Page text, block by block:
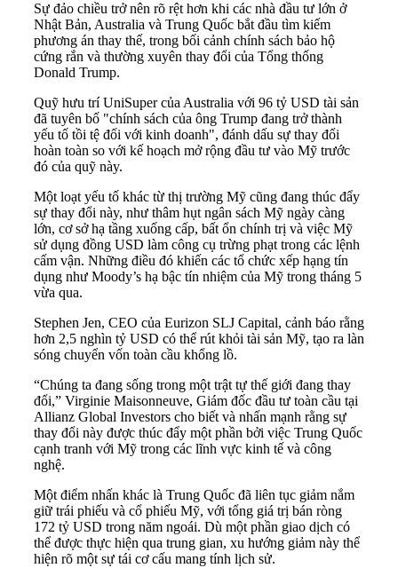
Sự đảo chiều trở nên rõ rệt hơn khi các nhà đầu tư lớn ở
Nhật Bản, Australia và Trung Quốc bắt đầu tìm kiếm
phương án thay thế, trong bối cảnh chính sách bảo hộ
cứng rắn và thường xuyên thay đổi của Tổng thống
Donald Trump.
Quỹ hưu trí UniSuper của Australia với 96 tỷ USD tài sản
đã tuyên bố "chính sách của ông Trump đang trở thành
yếu tố tồi tệ đối với kinh doanh", đánh dấu sự thay đổi
hoàn toàn so với kế hoạch mở rộng đầu tư vào Mỹ trước
đó của quỹ này.
Một loạt yếu tố khác từ thị trường Mỹ cũng đang thúc đẩy
sự thay đổi này, như thâm hụt ngân sách Mỹ ngày càng
lớn, cơ sở hạ tầng xuống cấp, bất ổn chính trị và việc Mỹ
sử dụng đồng USD làm công cụ trừng phạt trong các lệnh
cấm vận. Những điều đó khiến các tổ chức xếp hạng tín
dụng như Moody’s hạ bậc tín nhiệm của Mỹ trong tháng 5
vừa qua.
Stephen Jen, CEO của Eurizon SLJ Capital, cảnh báo rằng
hơn 2,5 nghìn tỷ USD có thể rút khỏi tài sản Mỹ, tạo ra làn
sóng chuyển vốn toàn cầu khổng lồ.
“Chúng ta đang sống trong một trật tự thế giới đang thay
đổi,” Virginie Maisonneuve, Giám đốc đầu tư toàn cầu tại
Allianz Global Investors cho biết và nhấn mạnh rằng sự
thay đổi này được thúc đẩy một phần bởi việc Trung Quốc
cạnh tranh với Mỹ trong các lĩnh vực kinh tế và công
nghệ.
Một điểm nhấn khác là Trung Quốc đã liên tục giảm nắm
giữ trái phiếu và cổ phiếu Mỹ, với tổng giá trị bán ròng
172 tỷ USD trong năm ngoái. Dù một phần giao dịch có
thể được thực hiện qua trung gian, xu hướng giảm này thể
hiện rõ một sự tái cơ cấu mang tính lịch sử.